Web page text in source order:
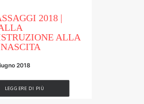
2018 |
ALLA
2018
LEGGERE DI PIÙ